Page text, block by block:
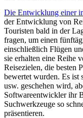
Die Entwicklung einer
der Entwicklung von
Touristen bald in der
fragen, um einen
einschließlich Flügen
sie erhalten eine Reihe
Reisezielen, die besten
bewertet wurden. Es ist
usw. geschehen wird,
Softwareentwickler ihr
Suchwerkzeuge so
präsentieren.